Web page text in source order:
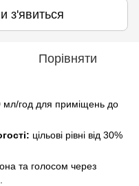
з'явиться
Порівняти
мл/год для приміщень до
цільові рівні від 30%
та голосом через